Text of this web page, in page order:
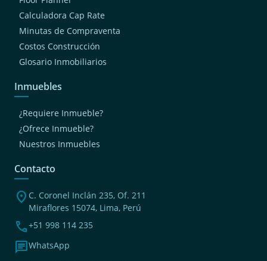
Calculadora Cap Rate
Minutas de Compraventa
Costos Construcción
Glosario Inmobiliarios
Inmuebles
¿Requiere Inmueble?
¿Ofrece Inmueble?
Nuestros Inmuebles
Contacto
location_on C. Coronel Inclán 235, Of. 211
Miraflores 15074, Lima, Perú
phone+51 998 114 235
chatWhatsApp